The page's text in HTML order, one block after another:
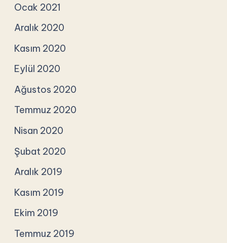
Ocak 2021
Aralık 2020
Kasım 2020
Eylül 2020
Ağustos 2020
Temmuz 2020
Nisan 2020
Şubat 2020
Aralık 2019
Kasım 2019
Ekim 2019
Temmuz 2019